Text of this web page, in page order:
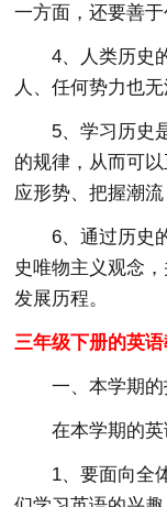
一方面，还要善于
4、人类历史
人、任何势力也
5、学习历史
的规律，从而可
应形势、把握潮流
6、通过历史
史唯物主义观念
发展历程。
三年级下册的英
一、本学期的
在本学期的
1、要面向全